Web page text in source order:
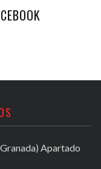
Apartado